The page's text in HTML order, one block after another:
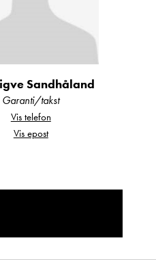
Sandhåland
Garanti/takst
Vis telefon
Vis epost